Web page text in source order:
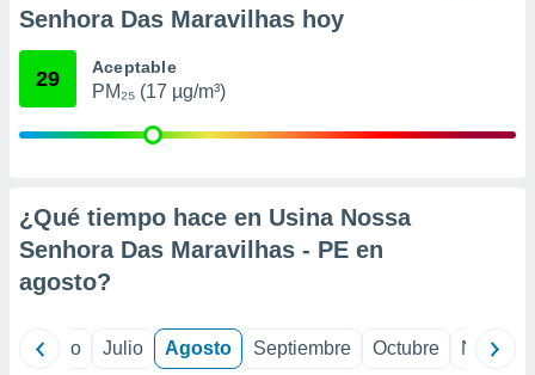
e
mediante
publicidad
de
Senhora Das Maravilhas hoy
29 Aceptable
PM₂₅ (17 µg/m³)
¿Qué tiempo hace en Usina Nossa
Senhora Das Maravilhas - PE en
agosto?
Junio Julio Agosto Septiembre Octubre